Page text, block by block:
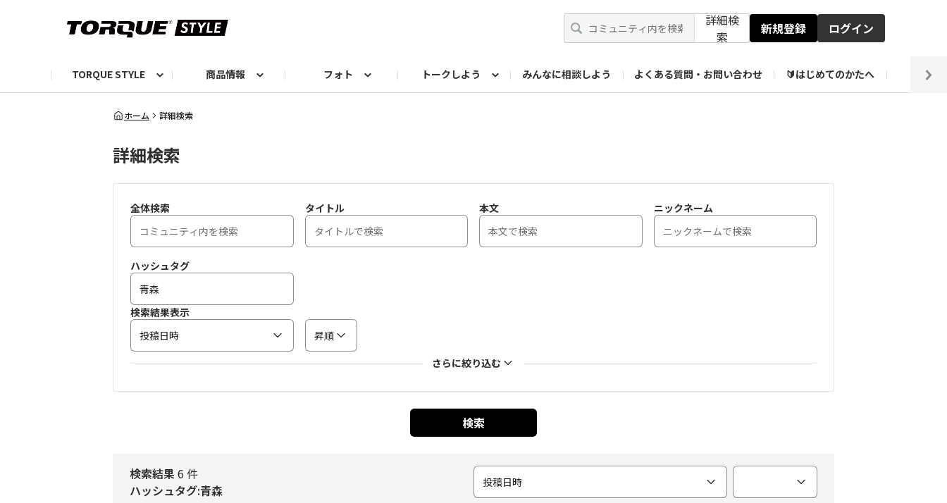
詳細検
索
新規登録 ログイン
TORQUE STYLE
お知らせ TORQUIZ【投票企画】
商品情報
TORQUEニュース
フォト
TORQUEフォト
トークしよう
自己紹介しよう
みんなに相談しよう よくある質問・お問い合わせ 🔰はじめてのかたへ 編集
編集部の日常フォト
ホーム 詳細検索
詳細検索
全体検索 タイトル 本文 ニックネーム
ハッシュタグ
検索結果表示
投稿日時
昇順
さらに絞り込む
検索
検索結果6 件
ハッシュタグ:青森
投稿日時